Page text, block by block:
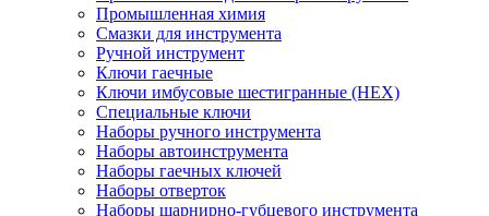
Промышленная химия
Смазки для инструмента
Ручной инструмент
Ключи гаечные
Ключи имбусовые шестигранные (HEX)
Специальные ключи
Наборы ручного инструмента
Наборы автоинструмента
Наборы гаечных ключей
Наборы отверток
Наборы шарнирно-губцевого инструмента